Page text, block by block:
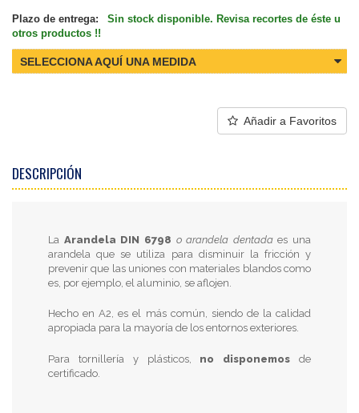
Plazo de entrega:
Sin stock disponible. Revisa recortes de éste u
otros productos !!
SELECCIONA AQUÍ UNA MEDIDA
Añadir a Favoritos
DESCRIPCIÓN
La Arandela DIN 6798 o arandela dentadaes una
arandela que se utiliza para disminuir la fricción y
prevenir que las uniones con materiales blandos como
es, por ejemplo, el aluminio, se aflojen.
Hecho en A2, es el más común, siendo de la calidad
apropiada para la mayoría de los entornos exteriores.
Para tornillería y plásticos, no disponemos de
certificado.